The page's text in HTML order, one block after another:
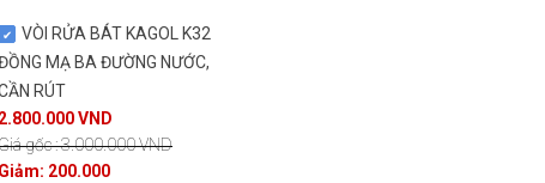
VÒI RỬA BÁT KAGOL K32
MẠ BA ĐƯỜNG NƯỚC,
RÚT
2.800.000 VND
gốc : 3.000.000 VND
Giảm: 200.000